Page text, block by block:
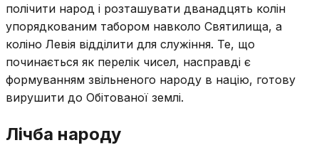
полічити народ і розташувати дванадцять колін
упорядкованим табором навколо Святилища, а
коліно Левія відділити для служіння. Те, що
починається як перелік чисел, насправді є
формуванням звільненого народу в націю, готову
вирушити до Обітованої землі.
Лічба народу